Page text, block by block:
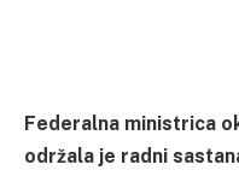
Federalna ministrica
održala je radni